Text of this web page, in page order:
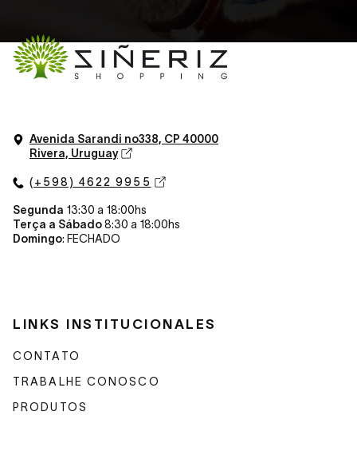
Avenida Sarandi no338, CP 40000
Rivera, Uruguay
(+598) 4622 9955
Segunda 13:30 a 18:00hs
Terça a Sábado8:30 a 18:00hs
Domingo: FECHADO
LINKS INSTITUCIONALES
CONTATO
TRABALHE CONOSCO
PRODUTOS